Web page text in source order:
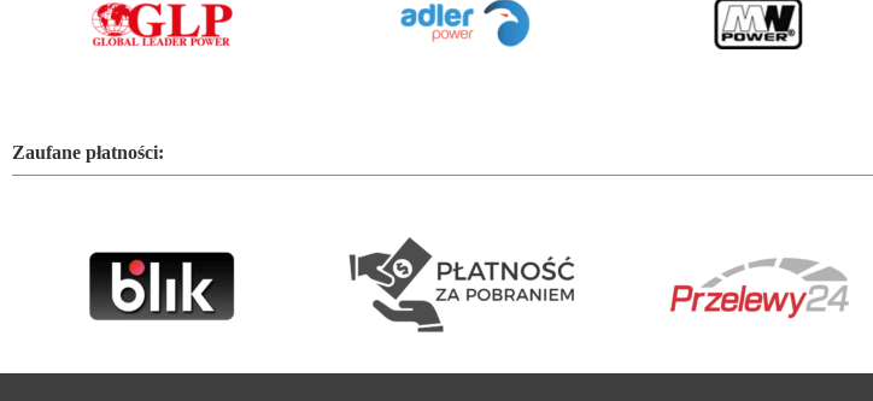
Zaufane płatności: